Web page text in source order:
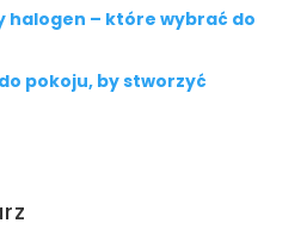
halogen – które wybrać do
pokoju, by stworzyć